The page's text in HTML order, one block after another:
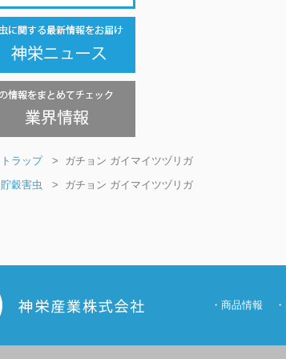
トラップ >
ガチョン ガイマイツヅリガ
貯穀害虫 > ガチョン ガイマイツヅリガ
・ 商品情報 ・